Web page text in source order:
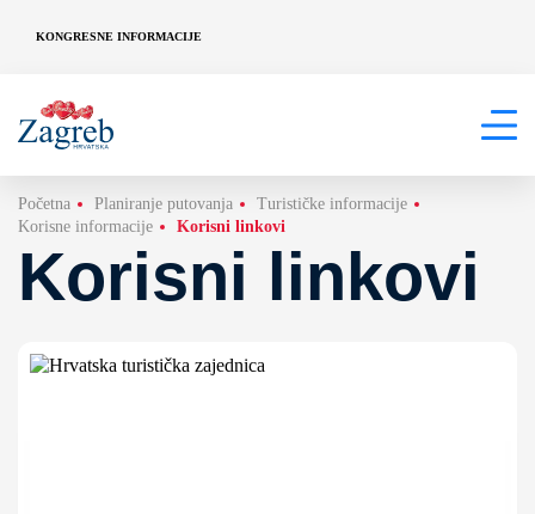
KONGRESNE INFORMACIJE
Početna Planiranje putovanja
Turističke informacije
Korisne informacije
Korisni linkovi
Korisni linkovi